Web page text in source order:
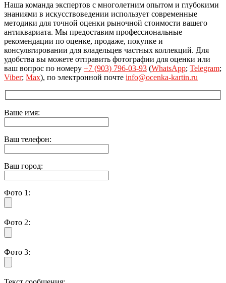
Наша команда экспертов с многолетним опытом и глубокими
знаниями в искусствоведении использует современные
методики для точной оценки рыночной стоимости вашего
антиквариата. Мы предоставим профессиональные
рекомендации по оценке, продаже, покупке и
консультировании для владельцев частных коллекций. Для
удобства вы можете отправить фотографии для оценки или
ваш вопрос по номеру +7 (903) 796-03-93 (WhatsApp; Telegram;
Viber; Max), по электронной почте info@ocenka-kartin.ru
Ваше имя:
Ваш телефон:
Ваш город:
Фото 1:
Фото 2:
Фото 3: